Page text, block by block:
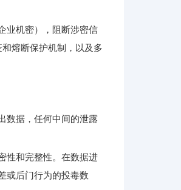
业机密），阻断涉密信
熔断保护机制，以及多
数据，任何中间的泄露
性和完整性。在数据进
或后门行为的投毒数